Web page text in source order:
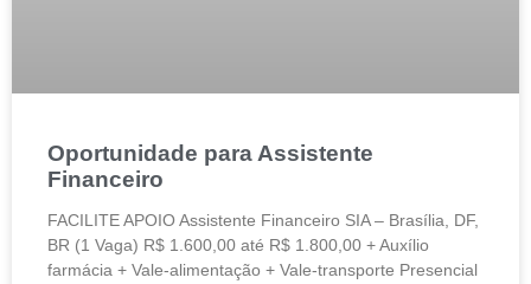
Oportunidade para Assistente
Financeiro
FACILITE APOIO Assistente Financeiro SIA – Brasília, DF,
BR (1 Vaga) R$ 1.600,00 até R$ 1.800,00 + Auxílio
farmácia + Vale-alimentação + Vale-transporte Presencial